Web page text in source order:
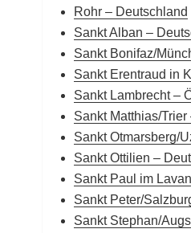
Rohr – Deutschland
Sankt Alban –
Sankt Bonifaz/
Sankt Erentraud in
Sankt Lambrecht –
Sankt Matthias/
Sankt Otmarsberg/
Sankt Ottilien –
Sankt Paul im
Sankt Peter/
Sankt Stephan/